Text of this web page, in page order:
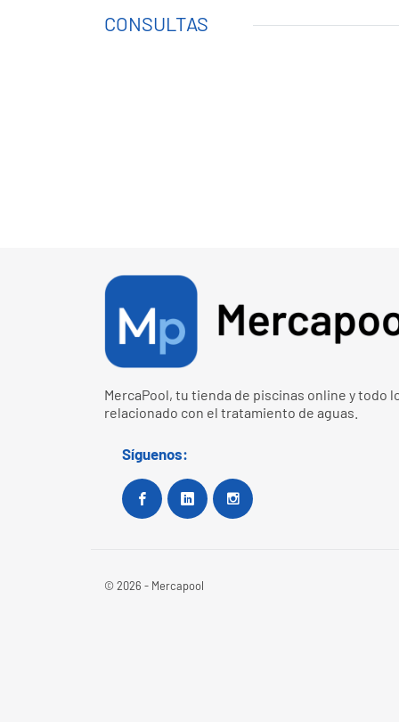
CONSULTAS
MercaPool, tu tienda de piscinas online y todo
relacionado con el tratamiento de aguas.
Síguenos:
Facebook Google+
© 2026 - Mercapool